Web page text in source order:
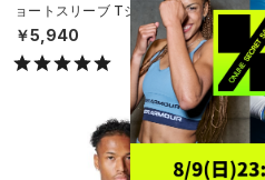
ョートスリーブ Tシャツ（トレーニ
ング/MEN）
￥5,940